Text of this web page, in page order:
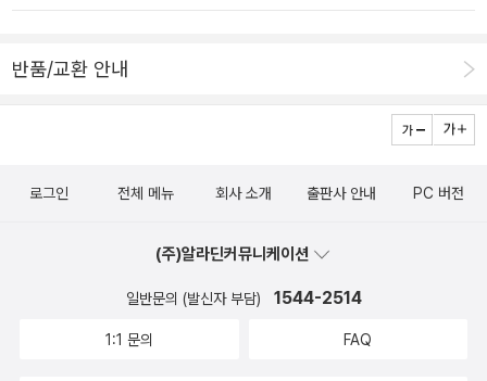
에 박우수는 셰익시프어 전공자로, <셰익스피어의 역사극> <셰익스
그래서 전공자가 직접 번역했다는 점에서 포인트가 있다.3. 한국외국
을 번역했다. 이중 3작품을 번역한 박우수는 위의 그 인물과 동일인
연구가들이다. 4. 문학과 지성사 이상섭 역 시, 인문, 문학 등으로 유
있다. 모든 셰익스피어 작품이 이 한 권의 책에 다 담았기 때문이다.
그래서 총 1800쪽에 가격도12만원. 아마 판형도 매우 클 것이다. 전
루어진 것 같은 독일의 작은 마을 칼브처럼 셰익스피어로 ‘도배‘돼 있
부처럼 보였다. 그 당시 튜더양식의 집들이 많이 보존되어 있어서 셰
익스피어의 생가나 뉴플레이스(그의 집)가 돌출돼 보이지 않았다. 현
장방문 덕분에 셰익스피어의 연보를 새로 환기하게 되었다. 모호한
고 있어서다. 생가에 있는 침대(유언에 적힌 ‘두번째로 좋은 침대‘)와
의 모습이 그려졌다(그는 바로 전해에 아들 햄닛을 잃는다). 당시로서
는 상당한 재력이었다(구입에 6년치 교사 연봉의 비용이 들었다고).
셰익스피어의 잘 알려지지 않은 대목이다. 죽기 직전에 둘째사위가
반품/교환 안내
로그인 전체 메뉴 회사 소개 출판사 안내 PC 버전
(주)알라딘커뮤니케이션
일반문의 (발신자 부담) 1544-2514
1:1 문의 FAQ